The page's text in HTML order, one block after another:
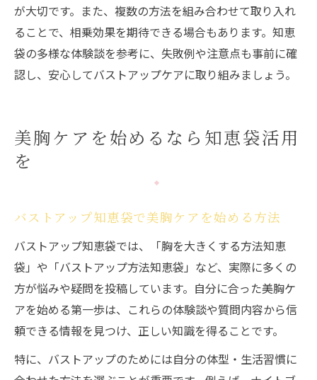
が大切です。また、複数の方法を組み合わせて取り入れ
ることで、相乗効果を期待できる場合もあります。知恵
袋の多様な体験談を参考に、失敗例や注意点も事前に確
認し、安心してバストアップケアに取り組みましょう。
美胸ケアを始めるなら知恵袋活用
を
バストアップ知恵袋で美胸ケアを始める方法
バストアップ知恵袋では、「胸を大きくする方法知恵
袋」や「バストアップ方法知恵袋」など、実際に多くの
方が悩みや疑問を投稿しています。自分に合った美胸ケ
アを始める第一歩は、これらの体験談や質問内容から信
頼できる情報を見つけ、正しい知識を得ることです。
特に、バストアップのためには自分の体型・生活習慣に